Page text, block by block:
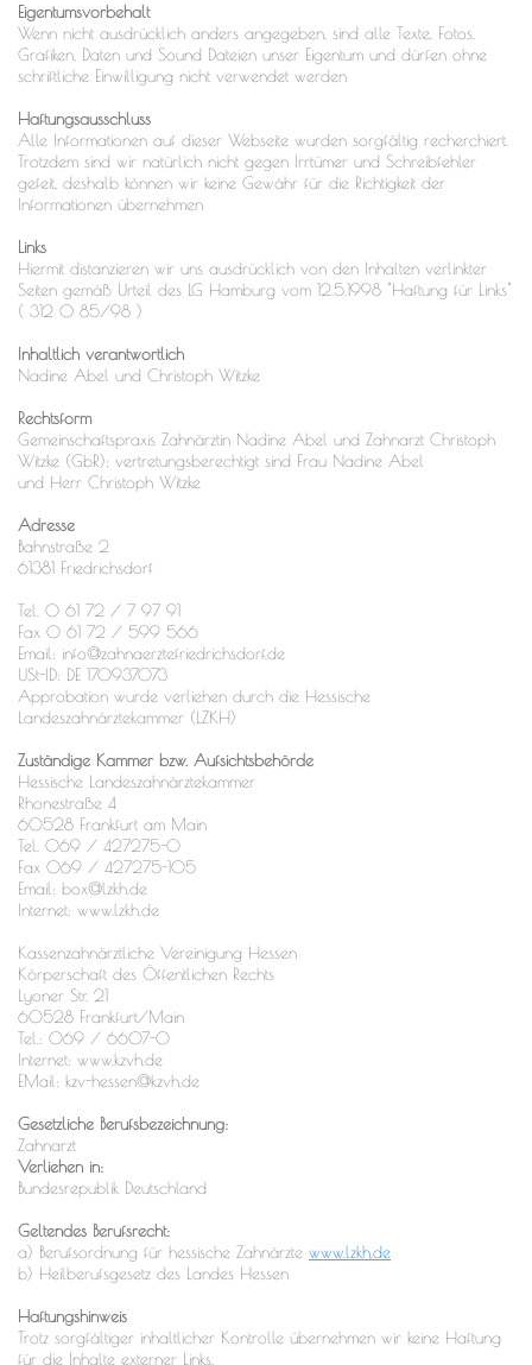
Eigentumsvorbehalt
Wenn nicht ausdrücklich anders angegeben, sind alle Texte, Fotos,
Grafiken, Daten und Sound Dateien unser Eigentum und dürfen ohne
schriftliche Einwilligung nicht verwendet werden
Haftungsausschluss
Alle Informationen auf dieser Webseite wurden sorgfältig recherchiert.
Trotzdem sind wir natürlich nicht gegen Irrtümer und Schreibfehler
gefeit, deshalb können wir keine Gewähr für die Richtigkeit der
Informationen übernehmen
Links
Hiermit distanzieren wir uns ausdrücklich von den Inhalten verlinkter
Seiten gemäß Urteil des LG Hamburg vom 12.5.1998 "Haftung für Links"
( 312 O 85/98 )
Inhaltlich verantwortlich
Nadine Abel und Christoph Witzke
Rechtsform
Gemeinschaftspraxis Zahnärztin Nadine Abel und Zahnarzt Christoph
Witzke (GbR); vertretungsberechtigt sind Frau Nadine Abel
und Herr Christoph Witzke
Adresse
Bahnstraße 2
61381 Friedrichsdorf
Tel. 0 61 72 / 7 97 91
Fax 0 61 72 / 599 566
Email: info@zahnaerztefriedrichsdorf.de
USt-ID: DE 170937073
Approbation wurde verliehen durch die Hessische
Landeszahnärztekammer (LZKH)
Zuständige Kammer bzw. Aufsichtsbehörde
Hessische Landeszahnärztekammer
Rhonestraße 4
60528 Frankfurt am Main
Tel. 069 / 427275-0
Fax 069 / 427275-105
Email: box@lzkh.de
Internet: www.lzkh.de
Kassenzahnärztliche Vereinigung Hessen
Körperschaft des Öffentlichen Rechts
Lyoner Str. 21
60528 Frankfurt/Main
Tel.: 069 / 6607-0
Internet: www.kzvh.de
EMail: kzv-hessen@kzvh.de
Gesetzliche Berufsbezeichnung:
Zahnarzt
Verliehen in:
Bundesrepublik Deutschland
Geltendes Berufsrecht:
a) Berufsordnung für hessische Zahnärzte www.lzkh.de
b) Heilberufsgesetz des Landes Hessen
Haftungshinweis
Trotz sorgfältiger inhaltlicher Kontrolle übernehmen wir keine Haftung
für die Inhalte externer Links.